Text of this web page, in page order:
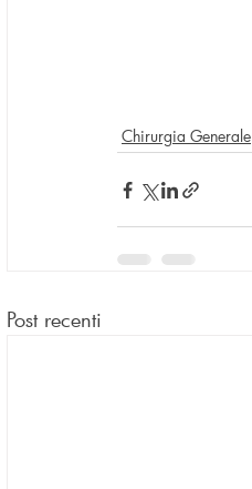
Chirurgia Generale
Post recenti